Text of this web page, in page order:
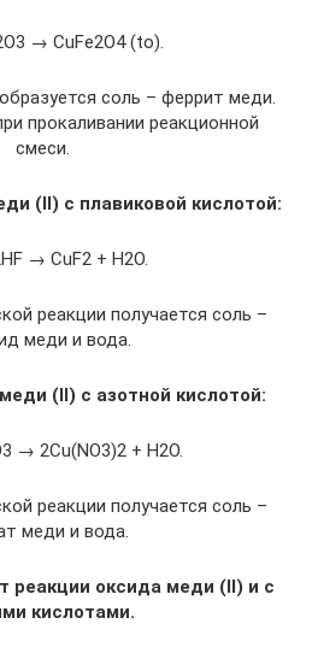
→ CuFe2О4 (to).
соль – феррит меди.
прокаливании реакционной
смеси.
(II) с плавиковой кислотой:
→ CuF2 + H2O.
реакции получается соль –
меди и вода.
(II) с азотной кислотой:
→ 2Cu(NO3)2 + H2O.
реакции получается соль –
меди и вода.
реакции оксида меди (II) и с
кислотами.